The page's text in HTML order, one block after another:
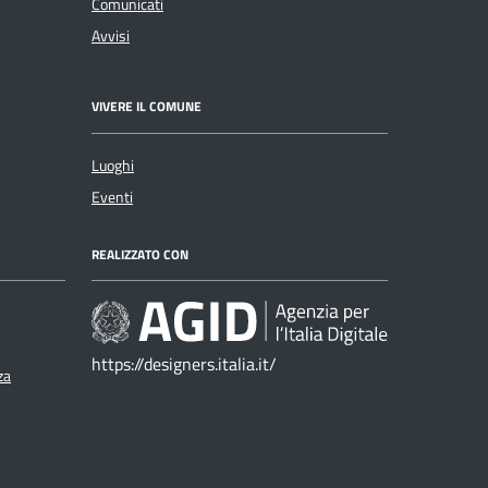
Avvisi
VIVERE IL COMUNE
Luoghi
Eventi
REALIZZATO CON
https://designers.italia.it/